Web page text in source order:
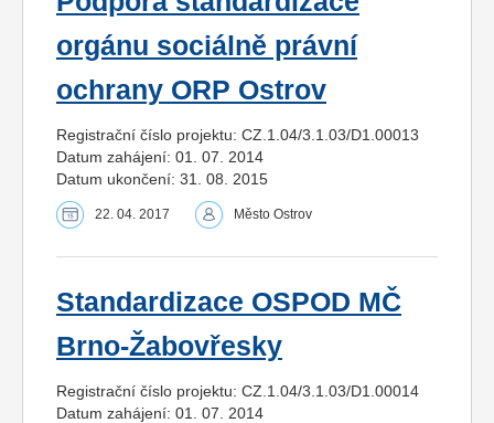
orgánu sociálně právní
ochrany ORP Ostrov
Registrační číslo projektu: CZ.1.04/3.1.03/D1.00013
Datum zahájení: 01. 07. 2014
Datum ukončení: 31. 08. 2015
22. 04. 2017 Město Ostrov
Standardizace OSPOD MČ
Brno-Žabovřesky
Registrační číslo projektu: CZ.1.04/3.1.03/D1.00014
Datum zahájení: 01. 07. 2014